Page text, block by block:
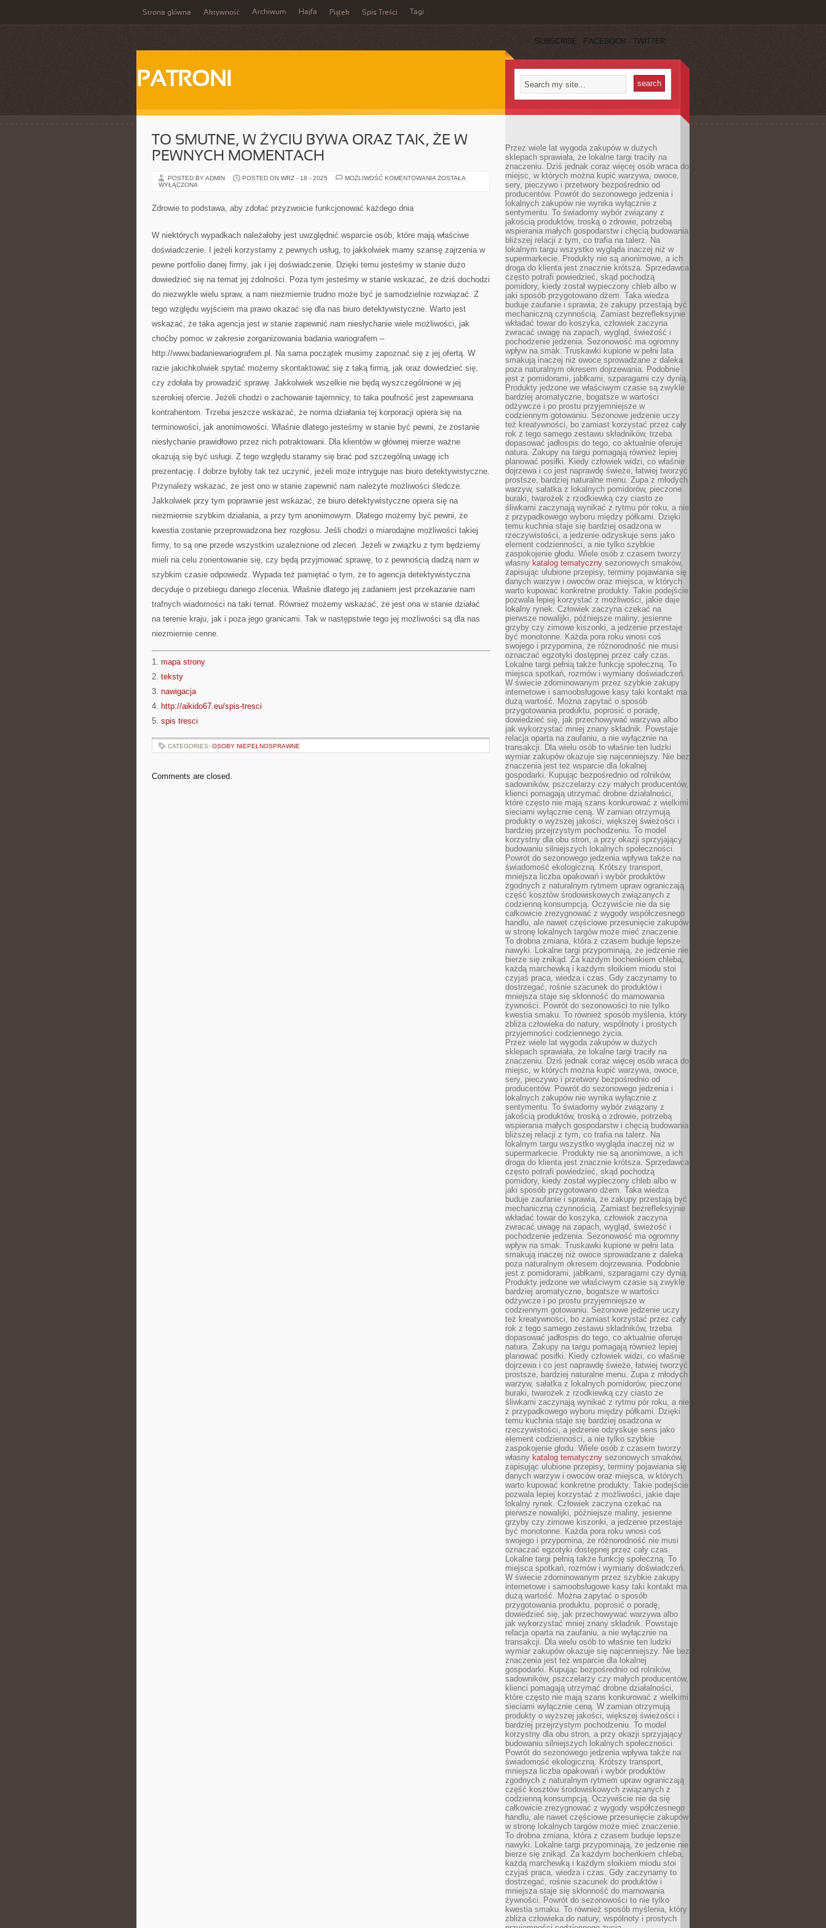
Strona główna Aktywność Archiwum Hajfa Piątek Spis Treści Tagi
SUBSCRIBE FACEBOOK TWITTER
PATRONI
TO SMUTNE, W ŻYCIU BYWA ORAZ TAK, ŻE W
PEWNYCH MOMENTACH
POSTED BY ADMIN POSTED ON WRZ - 18 - 2025 MOŻLIWOŚĆ KOMENTOWANIA TO
PEWNYCH
ZOSTAŁA
WYŁĄCZONA
Zdrowie to podstawa, aby zdołać przyzwoicie funkcjonować każdego dnia
W niektórych wypadkach należałoby jest uwzględnić wsparcie osób, które mają właściwe
doświadczenie. I jeżeli korzystamy z pewnych usług, to jakkolwiek mamy szansę zajrzenia w
pewne portfolio danej firmy, jak i jej doświadczenie. Dzięki temu jesteśmy w stanie dużo
dowiedzieć się na temat jej zdolności. Poza tym jesteśmy w stanie wskazać, że dziś dochodzi
do niezwykle wielu spraw, a nam niezmiernie trudno może być je samodzielnie rozwiązać. Z
tego względu wyjściem ma prawo okazać się dla nas biuro detektywistyczne. Warto jest
wskazać, że taka agencja jest w stanie zapewnić nam niesłychanie wiele możliwości, jak
choćby pomoc w zakresie zorganizowania badania wariografem –
http://www.badaniewariografem.pl. Na sama początek musimy zapoznać się z jej ofertą. W
razie jakichkolwiek spytać możemy skontaktować się z taką firmą, jak oraz dowiedzieć się,
czy zdołała by prowadzić sprawę. Jakkolwiek wszelkie nie będą wyszczególnione w jej
szerokiej ofercie. Jeżeli chodzi o zachowanie tajemnicy, to taka poufność jest zapewniana
kontrahentom. Trzeba jeszcze wskazać, że norma działania tej korporacji opiera się na
terminowości, jak anonimowości. Właśnie dlatego jesteśmy w stanie być pewni, że zostanie
niesłychanie prawidłowo przez nich potraktowani. Dla klientów w głównej mierze ważne
okazują się być usługi. Z tego względu staramy się brać pod szczególną uwagę ich
prezentację. I dobrze byłoby tak też uczynić, jeżeli może intryguje nas biuro detektywistyczne.
Przynależy wskazać, że jest ono w stanie zapewnić nam należyte możliwości śledcze.
Jakkolwiek przy tym poprawnie jest wskazać, że biuro detektywistyczne opiera się na
niezmiernie szybkim działania, a przy tym anonimowym. Dlatego możemy być pewni, że
kwestia zostanie przeprowadzona bez rozgłosu. Jeśli chodzi o miarodajne możliwości takiej
firmy, to są one przede wszystkim uzależnione od zleceń. Jeżeli w związku z tym będziemy
mieli na celu zorientowanie się, czy będą przyjmować sprawę, to z pewnością dadzą nam w
szybkim czasie odpowiedz. Wypada też pamiętać o tym, że to agencja detektywistyczna
decyduje o przebiegu danego zlecenia. Właśnie dlatego jej zadaniem jest przekazanie nam
trafnych wiadomości na taki temat. Również możemy wskazać, że jest ona w stanie działać
na terenie kraju, jak i poza jego granicami. Tak w następstwie tego jej możliwości są dla nas
niezmiernie cenne.
1. mapa strony
2. teksty
3. nawigacja
4. http://aikido67.eu/spis-tresci
5. spis tresci
CATEGORIES: OSOBY NIEPEŁNOSPRAWNE
Comments are closed.
Przez wiele lat wygoda zakupów w dużych
sklepach sprawiała, że lokalne targi traciły na
znaczeniu. Dziś jednak coraz więcej osób wraca do
miejsc, w których można kupić warzywa, owoce,
sery, pieczywo i przetwory bezpośrednio od
producentów. Powrót do sezonowego jedzenia i
lokalnych zakupów nie wynika wyłącznie z
sentymentu. To świadomy wybór związany z
jakością produktów, troską o zdrowie, potrzebą
wspierania małych gospodarstw i chęcią budowania
bliższej relacji z tym, co trafia na talerz. Na
lokalnym targu wszystko wygląda inaczej niż w
supermarkecie. Produkty nie są anonimowe, a ich
droga do klienta jest znacznie krótsza. Sprzedawca
często potrafi powiedzieć, skąd pochodzą
pomidory, kiedy został wypieczony chleb albo w
jaki sposób przygotowano dżem. Taka wiedza
buduje zaufanie i sprawia, że zakupy przestają być
mechaniczną czynnością. Zamiast bezrefleksyjnie
wkładać towar do koszyka, człowiek zaczyna
zwracać uwagę na zapach, wygląd, świeżość i
pochodzenie jedzenia. Sezonowość ma ogromny
wpływ na smak. Truskawki kupione w pełni lata
smakują inaczej niż owoce sprowadzane z daleka
poza naturalnym okresem dojrzewania. Podobnie
jest z pomidorami, jabłkami, szparagami czy dynią.
Produkty jedzone we właściwym czasie są zwykle
bardziej aromatyczne, bogatsze w wartości
odżywcze i po prostu przyjemniejsze w
codziennym gotowaniu. Sezonowe jedzenie uczy
też kreatywności, bo zamiast korzystać przez cały
rok z tego samego zestawu składników, trzeba
dopasować jadłospis do tego, co aktualnie oferuje
natura. Zakupy na targu pomagają również lepiej
planować posiłki. Kiedy człowiek widzi, co właśnie
dojrzewa i co jest naprawdę świeże, łatwiej tworzyć
prostsze, bardziej naturalne menu. Zupa z młodych
warzyw, sałatka z lokalnych pomidorów, pieczone
buraki, twarożek z rzodkiewką czy ciasto ze
śliwkami zaczynają wynikać z rytmu pór roku, a nie
z przypadkowego wyboru między półkami. Dzięki
temu kuchnia staje się bardziej osadzona w
rzeczywistości, a jedzenie odzyskuje sens jako
element codzienności, a nie tylko szybkie
zaspokojenie głodu. Wiele osób z czasem tworzy
własny katalog tematyczny sezonowych smaków,
zapisując ulubione przepisy, terminy pojawiania się
danych warzyw i owoców oraz miejsca, w których
warto kupować konkretne produkty. Takie podejście
pozwala lepiej korzystać z możliwości, jakie daje
lokalny rynek. Człowiek zaczyna czekać na
pierwsze nowalijki, późniejsze maliny, jesienne
grzyby czy zimowe kiszonki, a jedzenie przestaje
być monotonne. Każda pora roku wnosi coś
swojego i przypomina, że różnorodność nie musi
oznaczać egzotyki dostępnej przez cały czas.
Lokalne targi pełnią także funkcję społeczną. To
miejsca spotkań, rozmów i wymiany doświadczeń.
W świecie zdominowanym przez szybkie zakupy
internetowe i samoobsługowe kasy taki kontakt ma
dużą wartość. Można zapytać o sposób
przygotowania produktu, poprosić o poradę,
dowiedzieć się, jak przechowywać warzywa albo
jak wykorzystać mniej znany składnik. Powstaje
relacja oparta na zaufaniu, a nie wyłącznie na
transakcji. Dla wielu osób to właśnie ten ludzki
wymiar zakupów okazuje się najcenniejszy. Nie bez
znaczenia jest też wsparcie dla lokalnej
gospodarki. Kupując bezpośrednio od rolników,
sadowników, pszczelarzy czy małych producentów,
klienci pomagają utrzymać drobne działalności,
które często nie mają szans konkurować z wielkimi
sieciami wyłącznie ceną. W zamian otrzymują
produkty o wyższej jakości, większej świeżości i
bardziej przejrzystym pochodzeniu. To model
korzystny dla obu stron, a przy okazji sprzyjający
budowaniu silniejszych lokalnych społeczności.
Powrót do sezonowego jedzenia wpływa także na
świadomość ekologiczną. Krótszy transport,
mniejsza liczba opakowań i wybór produktów
zgodnych z naturalnym rytmem upraw ograniczają
część kosztów środowiskowych związanych z
codzienną konsumpcją. Oczywiście nie da się
całkowicie zrezygnować z wygody współczesnego
handlu, ale nawet częściowe przesunięcie zakupów
w stronę lokalnych targów może mieć znaczenie.
To drobna zmiana, która z czasem buduje lepsze
nawyki. Lokalne targi przypominają, że jedzenie nie
bierze się znikąd. Za każdym bochenkiem chleba,
każdą marchewką i każdym słoikiem miodu stoi
czyjaś praca, wiedza i czas. Gdy zaczynamy to
dostrzegać, rośnie szacunek do produktów i
mniejsza staje się skłonność do marnowania
żywności. Powrót do sezonowości to nie tylko
kwestia smaku. To również sposób myślenia, który
zbliża człowieka do natury, wspólnoty i prostych
przyjemności codziennego życia.
Przez wiele lat wygoda zakupów w dużych
sklepach sprawiała, że lokalne targi traciły na
znaczeniu. Dziś jednak coraz więcej osób wraca do
miejsc, w których można kupić warzywa, owoce,
sery, pieczywo i przetwory bezpośrednio od
producentów. Powrót do sezonowego jedzenia i
lokalnych zakupów nie wynika wyłącznie z
sentymentu. To świadomy wybór związany z
jakością produktów, troską o zdrowie, potrzebą
wspierania małych gospodarstw i chęcią budowania
bliższej relacji z tym, co trafia na talerz. Na
lokalnym targu wszystko wygląda inaczej niż w
supermarkecie. Produkty nie są anonimowe, a ich
droga do klienta jest znacznie krótsza. Sprzedawca
często potrafi powiedzieć, skąd pochodzą
pomidory, kiedy został wypieczony chleb albo w
jaki sposób przygotowano dżem. Taka wiedza
buduje zaufanie i sprawia, że zakupy przestają być
mechaniczną czynnością. Zamiast bezrefleksyjnie
wkładać towar do koszyka, człowiek zaczyna
zwracać uwagę na zapach, wygląd, świeżość i
pochodzenie jedzenia. Sezonowość ma ogromny
wpływ na smak. Truskawki kupione w pełni lata
smakują inaczej niż owoce sprowadzane z daleka
poza naturalnym okresem dojrzewania. Podobnie
jest z pomidorami, jabłkami, szparagami czy dynią.
Produkty jedzone we właściwym czasie są zwykle
bardziej aromatyczne, bogatsze w wartości
odżywcze i po prostu przyjemniejsze w
codziennym gotowaniu. Sezonowe jedzenie uczy
też kreatywności, bo zamiast korzystać przez cały
rok z tego samego zestawu składników, trzeba
dopasować jadłospis do tego, co aktualnie oferuje
natura. Zakupy na targu pomagają również lepiej
planować posiłki. Kiedy człowiek widzi, co właśnie
dojrzewa i co jest naprawdę świeże, łatwiej tworzyć
prostsze, bardziej naturalne menu. Zupa z młodych
warzyw, sałatka z lokalnych pomidorów, pieczone
buraki, twarożek z rzodkiewką czy ciasto ze
śliwkami zaczynają wynikać z rytmu pór roku, a nie
z przypadkowego wyboru między półkami. Dzięki
temu kuchnia staje się bardziej osadzona w
rzeczywistości, a jedzenie odzyskuje sens jako
element codzienności, a nie tylko szybkie
zaspokojenie głodu. Wiele osób z czasem tworzy
własny katalog tematyczny sezonowych smaków,
zapisując ulubione przepisy, terminy pojawiania się
danych warzyw i owoców oraz miejsca, w których
warto kupować konkretne produkty. Takie podejście
pozwala lepiej korzystać z możliwości, jakie daje
lokalny rynek. Człowiek zaczyna czekać na
pierwsze nowalijki, późniejsze maliny, jesienne
grzyby czy zimowe kiszonki, a jedzenie przestaje
być monotonne. Każda pora roku wnosi coś
swojego i przypomina, że różnorodność nie musi
oznaczać egzotyki dostępnej przez cały czas.
Lokalne targi pełnią także funkcję społeczną. To
miejsca spotkań, rozmów i wymiany doświadczeń.
W świecie zdominowanym przez szybkie zakupy
internetowe i samoobsługowe kasy taki kontakt ma
dużą wartość. Można zapytać o sposób
przygotowania produktu, poprosić o poradę,
dowiedzieć się, jak przechowywać warzywa albo
jak wykorzystać mniej znany składnik. Powstaje
relacja oparta na zaufaniu, a nie wyłącznie na
transakcji. Dla wielu osób to właśnie ten ludzki
wymiar zakupów okazuje się najcenniejszy. Nie bez
znaczenia jest też wsparcie dla lokalnej
gospodarki. Kupując bezpośrednio od rolników,
sadowników, pszczelarzy czy małych producentów,
klienci pomagają utrzymać drobne działalności,
które często nie mają szans konkurować z wielkimi
sieciami wyłącznie ceną. W zamian otrzymują
produkty o wyższej jakości, większej świeżości i
bardziej przejrzystym pochodzeniu. To model
korzystny dla obu stron, a przy okazji sprzyjający
budowaniu silniejszych lokalnych społeczności.
Powrót do sezonowego jedzenia wpływa także na
świadomość ekologiczną. Krótszy transport,
mniejsza liczba opakowań i wybór produktów
zgodnych z naturalnym rytmem upraw ograniczają
część kosztów środowiskowych związanych z
codzienną konsumpcją. Oczywiście nie da się
całkowicie zrezygnować z wygody współczesnego
handlu, ale nawet częściowe przesunięcie zakupów
w stronę lokalnych targów może mieć znaczenie.
To drobna zmiana, która z czasem buduje lepsze
nawyki. Lokalne targi przypominają, że jedzenie nie
bierze się znikąd. Za każdym bochenkiem chleba,
każdą marchewką i każdym słoikiem miodu stoi
czyjaś praca, wiedza i czas. Gdy zaczynamy to
dostrzegać, rośnie szacunek do produktów i
mniejsza staje się skłonność do marnowania
żywności. Powrót do sezonowości to nie tylko
kwestia smaku. To również sposób myślenia, który
zbliża człowieka do natury, wspólnoty i prostych